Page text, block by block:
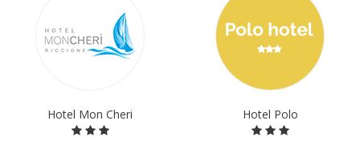
Hotel Mon Cheri Hotel Polo